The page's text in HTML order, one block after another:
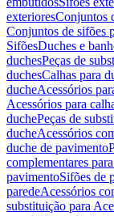
exterioresConjuntos
Conjuntos de sifões
SifõesDuches e
duchesPeças de
duchesCalhas para
ducheAcessórios
Acessórios para
duchePeças de
ducheAcessórios
duche de pavimento
complementares
pavimentoSifões de
paredeAcessórios
substituição para